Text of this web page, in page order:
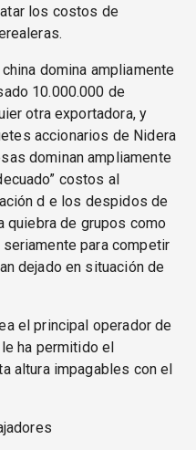
los costos de
domina ampliamente
10.000.000 de
otra exportadora, y
accionarios de Nidera
dominan ampliamente
costos al
d e los despidos de
quiebra de grupos como
para competir
dejado en situación de
el principal operador de
ha permitido el
altura impagables con el